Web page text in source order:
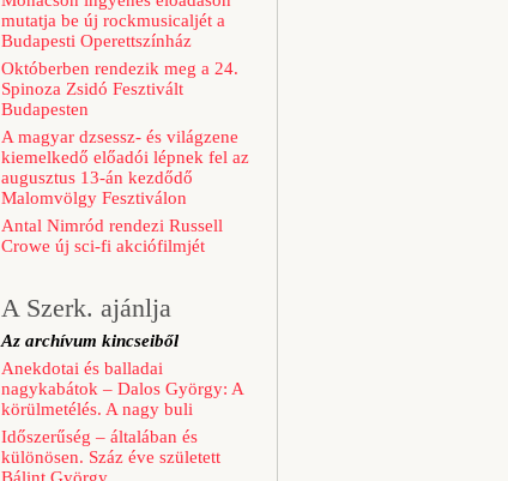
mutatja be új rockmusicaljét a
Budapesti Operettszínház
Októberben rendezik meg a 24.
Spinoza Zsidó Fesztivált
Budapesten
A magyar dzsessz- és világzene
kiemelkedő előadói lépnek fel az
augusztus 13-án kezdődő
Malomvölgy Fesztiválon
Antal Nimród rendezi Russell
Crowe új sci-fi akciófilmjét
A Szerk. ajánlja
Az archívum kincseiből
Anekdotai és balladai
nagykabátok – Dalos György: A
körülmetélés. A nagy buli
Időszerűség – általában és
különösen. Száz éve született